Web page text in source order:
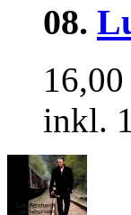
08.
inkl.